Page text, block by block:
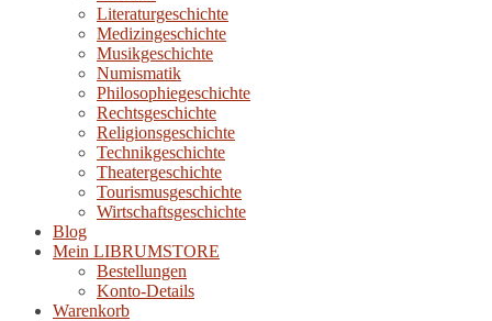
Literaturgeschichte
Medizingeschichte
Musikgeschichte
Numismatik
Philosophiegeschichte
Rechtsgeschichte
Religionsgeschichte
Technikgeschichte
Theatergeschichte
Tourismusgeschichte
Wirtschaftsgeschichte
Blog
Mein LIBRUMSTORE
Bestellungen
Konto-Details
Warenkorb